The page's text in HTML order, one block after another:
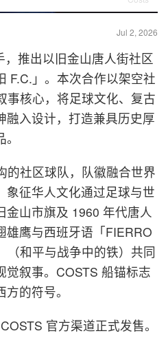
Jul 2, 2026
推出以旧金山唐人街社区
F.C.」。本次合作以架空社
事核心，将足球文化、复古
融入设计，打造兼具历史厚
的社区球队，队徽融合世界
象征华人文化通过足球与世
金山市旗及 1960 年代唐人
雄鹰与西班牙语「FIERRO
（和平与战争中的铁）共同
觉叙事。COSTS 船锚标志
的符号。
官方渠道正式发售。